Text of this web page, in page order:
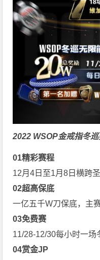
2022 WSOP金戒指冬
01精彩赛程
12月4日至1月8日横跨
02超高保底
一亿五千W刀保底，主
03免费赛
11/28-12/30每小时一场
04赏金JP